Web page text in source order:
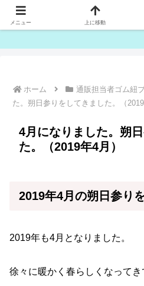
ゴム紐・平ゴム製造販売
ホーム 通販担当者ゴム紐
た。朔日参りをしてきました。（2019
4月になりました。朔
た。（2019年4月）
2019年4月の朔日参り
2019年も4月となりました。
徐々に暖かく春らしくなってき
メニュー 上に移動